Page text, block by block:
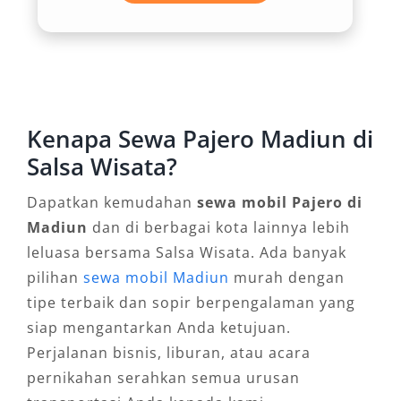
yang halus, Pajero mampu memberikan
keperluan ekspedisi dan survei lapangan.
3. Tampilan Elegan yang
Meningkatkan Gengsi
Selain aspek teknis, rental Pajero Madiun juga
menjadi pilihan karena tampilan luarnya yang
berkelas. Desain maskulin dengan garis tajam
dan aksen krom mempertegas citra profesional
dan elegan. Ini menjadi nilai tambah untuk
Anda yang mengutamakan kesan pertama saat
Kenapa Sewa Pajero Madiun di
Salsa Wisata?
Dapatkan kemudahan sewa mobil Pajero di
Madiun dan di berbagai kota lainnya lebih
leluasa bersama Salsa Wisata. Ada banyak
pilihan sewa mobil Madiun murah dengan
tipe terbaik dan sopir berpengalaman yang
siap mengantarkan Anda ketujuan.
Perjalanan bisnis, liburan, atau acara
pernikahan serahkan semua urusan